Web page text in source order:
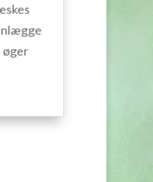
øger